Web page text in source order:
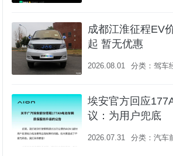
成都江淮征程EV
起 暂无优惠
2026.08.01 分类：驾车
埃安官方回应
议：为用户兜底
2026.07.31 分类：汽车